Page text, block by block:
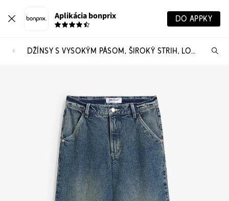
Aplikácia bonprix DO APPKY
DŽÍNSY S VYSOKÝM PÁSOM, ŠIROKÝ STRIH, LOW STRETCH